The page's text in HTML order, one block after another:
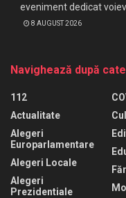
eveniment dedicat
8 AUGUST 2026
Navighează după
112
Actualitate
Alegeri
Europarlamentare
Alegeri Locale
Alegeri
Prezidentiale